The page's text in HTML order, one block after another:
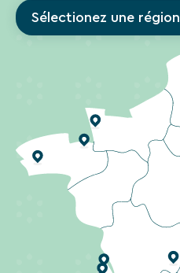
Sélectionez une région